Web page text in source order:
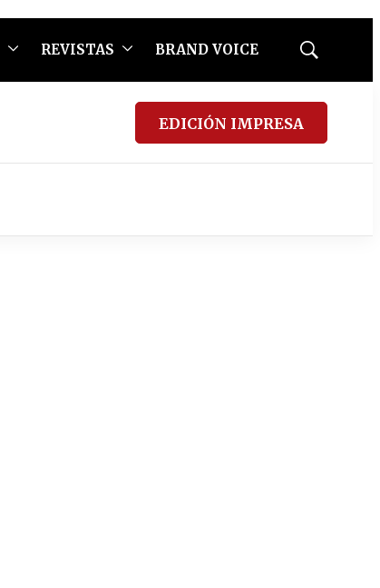
REVISTAS BRAND VOICE
Mostrar
EDICIÓN IMPRESA